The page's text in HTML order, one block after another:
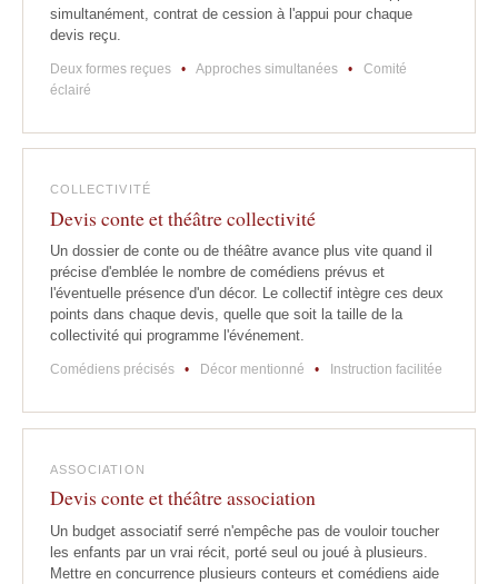
simultanément, contrat de cession à l'appui pour chaque
devis reçu.
Deux formes reçues • Approches simultanées •
Comité
éclairé
COLLECTIVITÉ
Devis conte et théâtre collectivité
Un dossier de conte ou de théâtre avance plus vite quand il
précise d'emblée le nombre de comédiens prévus et
l'éventuelle présence d'un décor. Le collectif intègre ces deux
points dans chaque devis, quelle que soit la taille de la
collectivité qui programme l'événement.
Comédiens précisés • Décor mentionné • Instruction facilitée
ASSOCIATION
Devis conte et théâtre association
Un budget associatif serré n'empêche pas de vouloir toucher
les enfants par un vrai récit, porté seul ou joué à plusieurs.
Mettre en concurrence plusieurs conteurs et comédiens aide